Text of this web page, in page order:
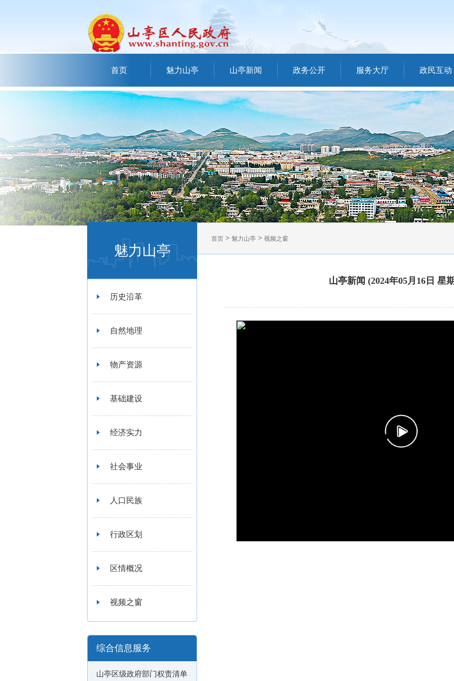
首页 魅力山亭 山亭新闻 政务公开 服务大厅 政民互动
魅力山亭
历史沿革
自然地理
物产资源
基础建设
经济实力
社会事业
人口民族
行政区划
区情概况
视频之窗
综合信息服务
山亭区级政府部门权责清单
首页 > 魅力山亭 > 视频之窗
山亭新闻 (2024年05月16日 星